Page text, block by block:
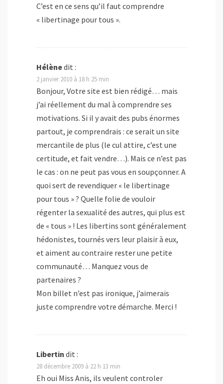
C’est en ce sens qu’il faut comprendre
« libertinage pour tous ».
Hélènedit :
2 janvier 2010 à 18 h 25 min
Bonjour, Votre site est bien rédigé… mais
j’ai réellement du mal à comprendre ses
motivations. Si il y avait des pubs énormes
partout, je comprendrais : ce serait un site
mercantile de plus (le cul attire, c’est une
certitude, et fait vendre…). Mais ce n’est pas
le cas : on ne peut pas vous en soupçonner. A
quoi sert de revendiquer « le libertinage
pour tous » ? Quelle folie de vouloir
régenter la sexualité des autres, qui plus est
de « tous » ! Les libertins sont généralement
hédonistes, tournés vers leur plaisir à eux,
et aiment au contraire rester une petite
communauté… Manquez vous de
partenaires ?
Mon billet n’est pas ironique, j’aimerais
juste comprendre votre démarche. Merci !
Libertin dit :
28 décembre 2009 à 22 h 13 min
Eh oui Miss Anis, ils veulent controler